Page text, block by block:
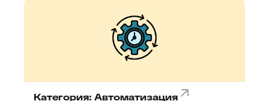
Категория: Автоматизация